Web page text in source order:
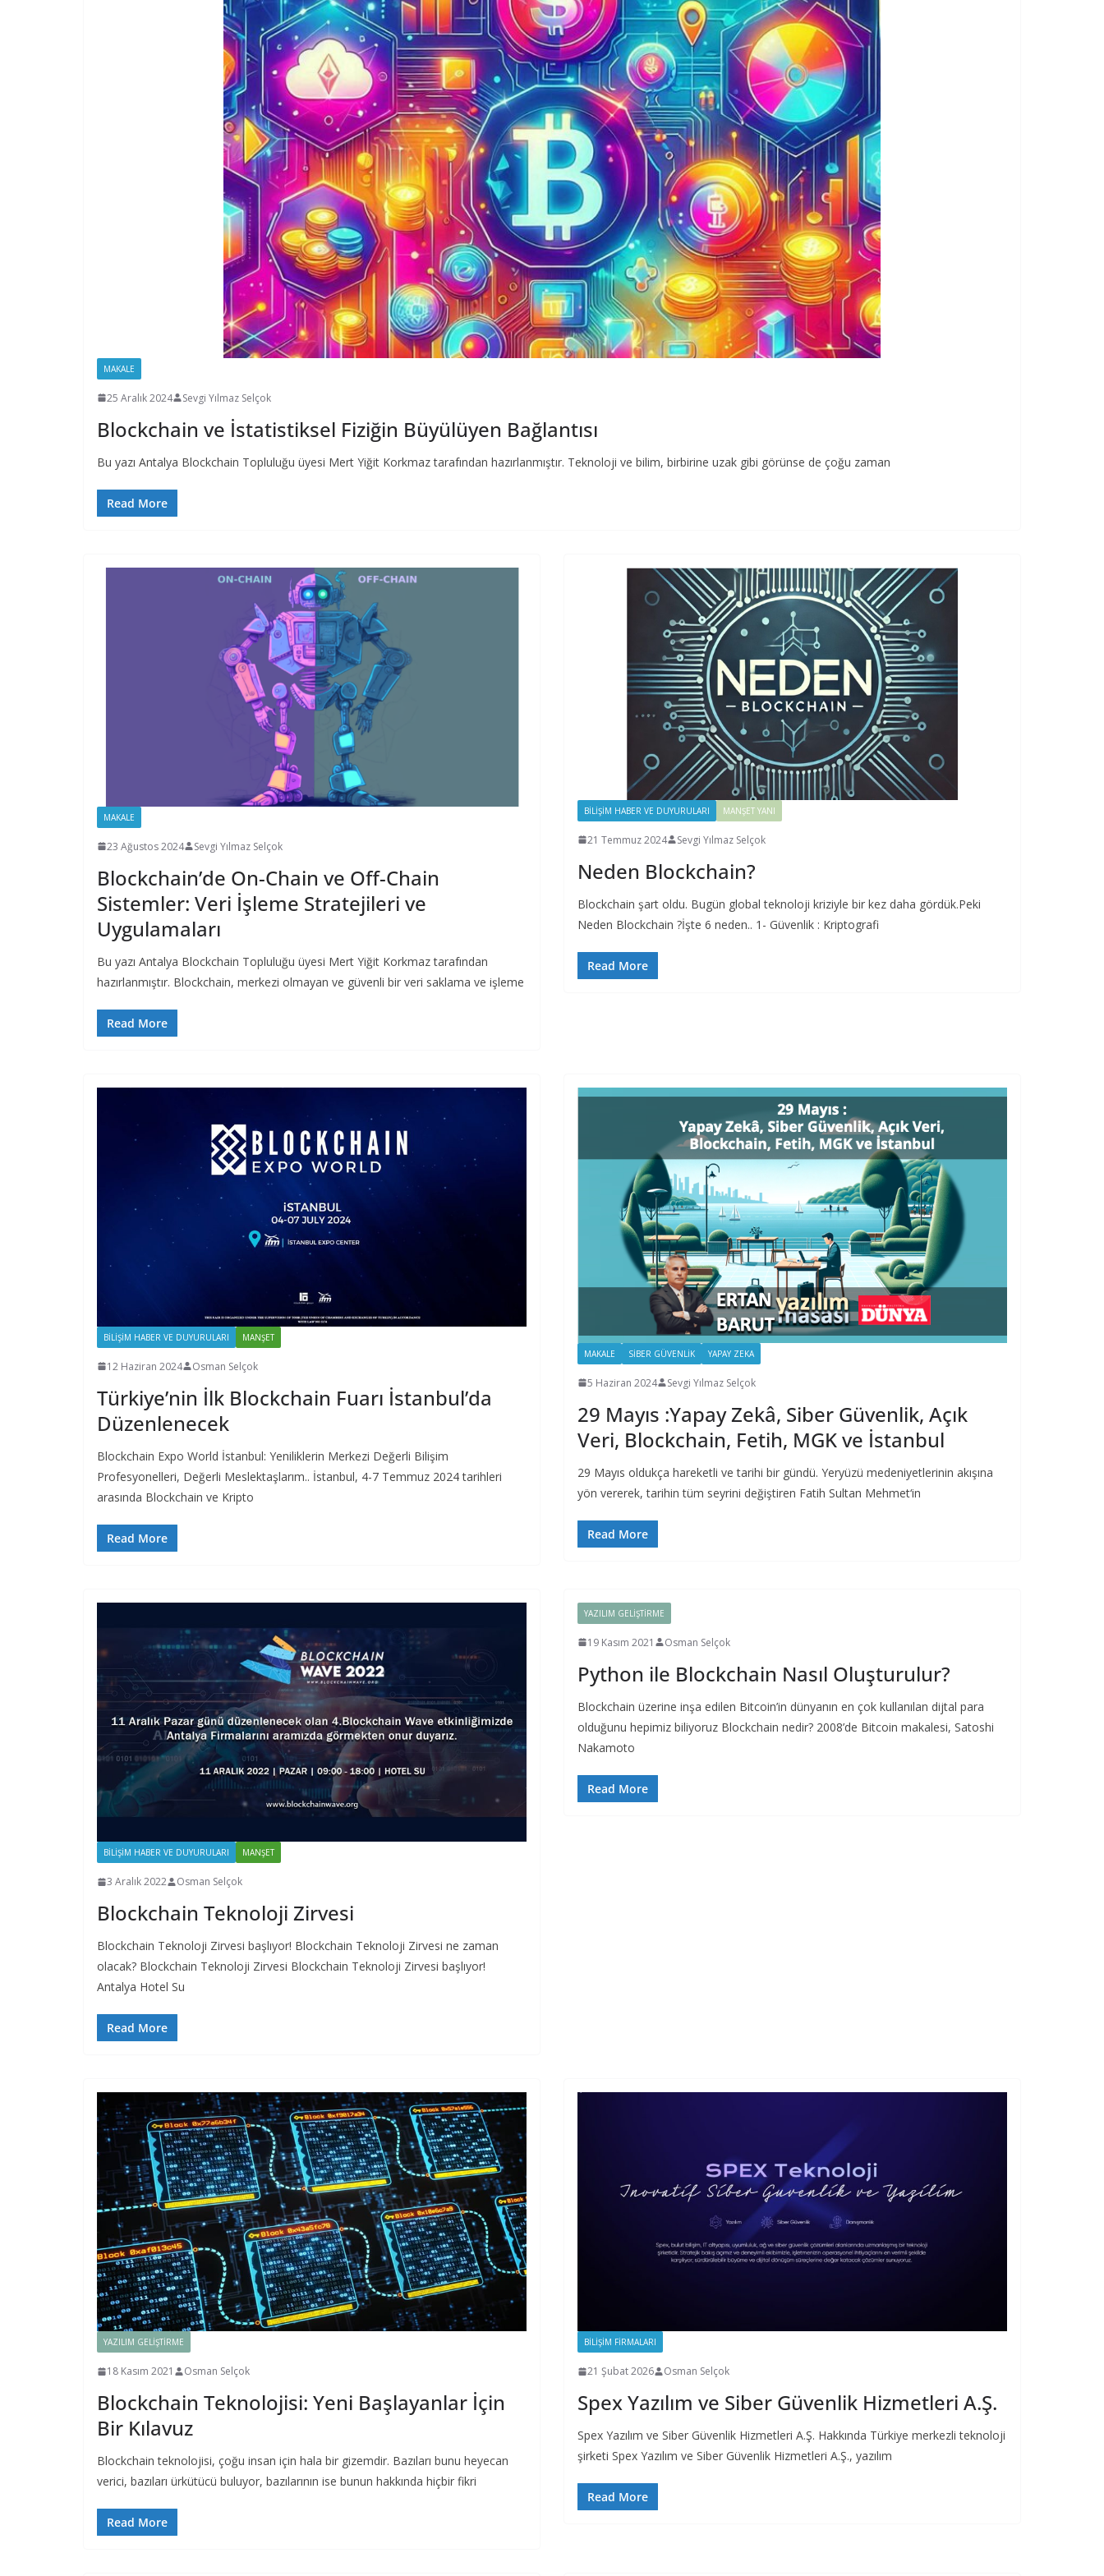
MAKALE
25 Aralık 2024 Sevgi Yılmaz Selçok
Blockchain ve İstatistiksel Fiziğin Büyülüyen Bağlantısı
Bu yazı Antalya Blockchain Topluluğu üyesi Mert Yiğit Korkmaz tarafından hazırlanmıştır. Teknoloji ve bilim, birbirine uzak gibi görünse de çoğu zaman
Read More
MAKALE
23 Ağustos 2024 Sevgi Yılmaz Selçok
Blockchain’de On-Chain ve Off-Chain
Sistemler: Veri İşleme Stratejileri ve
Uygulamaları
Bu yazı Antalya Blockchain Topluluğu üyesi Mert Yiğit Korkmaz tarafından
hazırlanmıştır. Blockchain, merkezi olmayan ve güvenli bir veri saklama ve işleme
Read More
BILIŞIM HABER VE DUYURULARI MANŞET YANI
21 Temmuz 2024 Sevgi Yılmaz Selçok
Neden Blockchain?
Blockchain şart oldu. Bugün global teknoloji kriziyle bir kez daha gördük.Peki
Neden Blockchain ?İşte 6 neden.. 1- Güvenlik : Kriptografi
Read More
BILIŞIM HABER VE DUYURULARI MANŞET
12 Haziran 2024 Osman Selçok
Türkiye’nin İlk Blockchain Fuarı İstanbul’da
Düzenlenecek
Blockchain Expo World İstanbul: Yeniliklerin Merkezi Değerli Bilişim
Profesyonelleri, Değerli Meslektaşlarım.. İstanbul, 4-7 Temmuz 2024 tarihleri
arasında Blockchain ve Kripto
Read More
MAKALE SIBER GÜVENLIK YAPAY ZEKA
5 Haziran 2024 Sevgi Yılmaz Selçok
29 Mayıs :Yapay Zekâ, Siber Güvenlik, Açık
Veri, Blockchain, Fetih, MGK ve İstanbul
29 Mayıs oldukça hareketli ve tarihi bir gündü. Yeryüzü medeniyetlerinin akışına
yön vererek, tarihin tüm seyrini değiştiren Fatih Sultan Mehmet‘in
Read More
BILIŞIM HABER VE DUYURULARI MANŞET
3 Aralık 2022 Osman Selçok
Blockchain Teknoloji Zirvesi
Blockchain Teknoloji Zirvesi başlıyor! Blockchain Teknoloji Zirvesi ne zaman
olacak? Blockchain Teknoloji Zirvesi Blockchain Teknoloji Zirvesi başlıyor!
Antalya Hotel Su
Read More
YAZILIM GELIŞTIRME
19 Kasım 2021 Osman Selçok
Python ile Blockchain Nasıl Oluşturulur?
Blockchain üzerine inşa edilen Bitcoin’in dünyanın en çok kullanılan dijtal para
olduğunu hepimiz biliyoruz Blockchain nedir? 2008’de Bitcoin makalesi, Satoshi
Nakamoto
Read More
YAZILIM GELIŞTIRME
18 Kasım 2021 Osman Selçok
Blockchain Teknolojisi: Yeni Başlayanlar İçin
Bir Kılavuz
Blockchain teknolojisi, çoğu insan için hala bir gizemdir. Bazıları bunu heyecan
verici, bazıları ürkütücü buluyor, bazılarının ise bunun hakkında hiçbir fikri
Read More
BILIŞIM FIRMALARI
21 Şubat 2026 Osman Selçok
Spex Yazılım ve Siber Güvenlik Hizmetleri A.Ş.
Spex Yazılım ve Siber Güvenlik Hizmetleri A.Ş. Hakkında Türkiye merkezli teknoloji
şirketi Spex Yazılım ve Siber Güvenlik Hizmetleri A.Ş., yazılım
Read More